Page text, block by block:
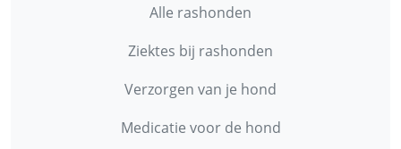
Alle rashonden
Ziektes bij rashonden
Verzorgen van je hond
Medicatie voor de hond